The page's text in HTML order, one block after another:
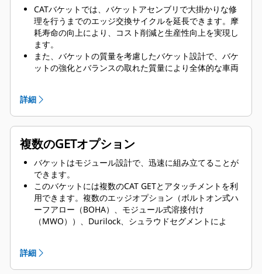
CATバケットでは、バケットアセンブリで大掛かりな修
理を行うまでのエッジ交換サイクルを延長できます。摩
耗寿命の向上により、コスト削減と生産性向上を実現し
ます。
また、バケットの質量を考慮したバケット設計で、バケ
ットの強化とバランスの取れた質量により全体的な車両
詳細
複数のGETオプション
バケットはモジュール設計で、迅速に組み立てることが
できます。
このバケットには複数のCAT GETとアタッチメントを利
用できます。複数のエッジオプション（ボルトオン式ハ
ーフアロー（BOHA）、モジュール式溶接付け
（MWO））、Durilock、シュラウドセグメントによ
ブームやリフトアーム、コンポーネントなどが破損する
可能性が減ります。
詳細